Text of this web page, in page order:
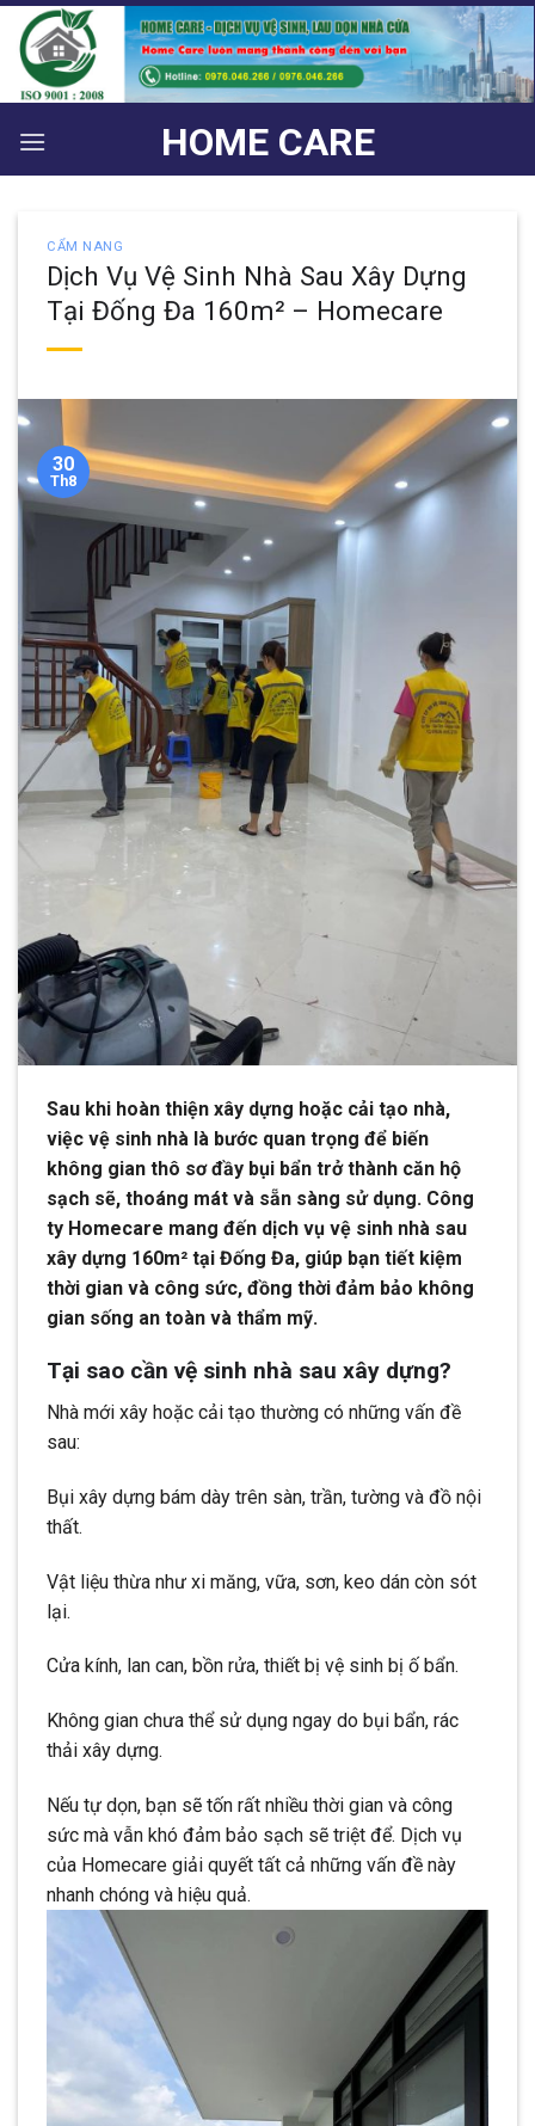
Bỏ
qua
nội
dung
HOME CARE
CẨM NANG
Dịch Vụ Vệ Sinh Nhà Sau Xây Dựng
Tại Đống Đa 160m² – Homecare
30
Th8
Sau khi hoàn thiện xây dựng hoặc cải tạo nhà,
việc vệ sinh nhà là bước quan trọng để biến
không gian thô sơ đầy bụi bẩn trở thành căn hộ
sạch sẽ, thoáng mát và sẵn sàng sử dụng. Công
ty Homecare mang đến dịch vụ vệ sinh nhà sau
xây dựng 160m² tại Đống Đa, giúp bạn tiết kiệm
thời gian và công sức, đồng thời đảm bảo không
gian sống an toàn và thẩm mỹ.
Tại sao cần vệ sinh nhà sau xây dựng?
Nhà mới xây hoặc cải tạo thường có những vấn đề
sau:
Bụi xây dựng bám dày trên sàn, trần, tường và đồ nội
thất.
Vật liệu thừa như xi măng, vữa, sơn, keo dán còn sót
lại.
Cửa kính, lan can, bồn rửa, thiết bị vệ sinh bị ố bẩn.
Không gian chưa thể sử dụng ngay do bụi bẩn, rác
thải xây dựng.
Nếu tự dọn, bạn sẽ tốn rất nhiều thời gian và công
sức mà vẫn khó đảm bảo sạch sẽ triệt để. Dịch vụ
của Homecare giải quyết tất cả những vấn đề này
nhanh chóng và hiệu quả.